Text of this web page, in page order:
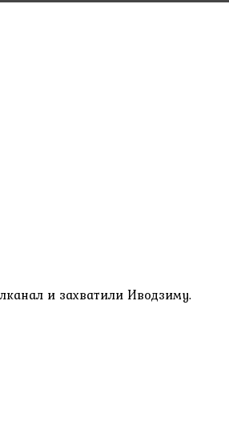
и захватили Иводзиму.